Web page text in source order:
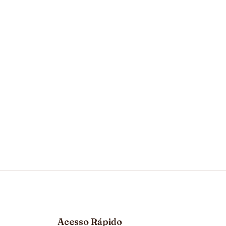
Acesso Rápido